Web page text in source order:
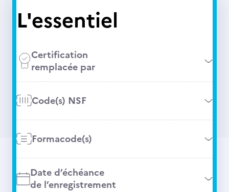
L'essentiel
Certification
remplacée par
Code(s) NSF
Formacode(s)
Date d’échéance
de l’enregistrement